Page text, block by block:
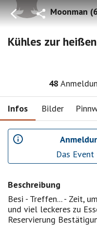
Moonman(
Kühles zur
48
Infos Bilder
Das
Beschreibung
Besi - Treffen... - Zeit,
und viel leckeres zu
Reservierung